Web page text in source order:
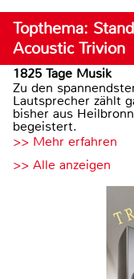
Topthema:
Acoustic Trivion
1825 Tage Musik
Zu den
Lautsprecher zählt
bisher aus
begeistert.
>> Mehr erfahren
>> Alle anzeigen